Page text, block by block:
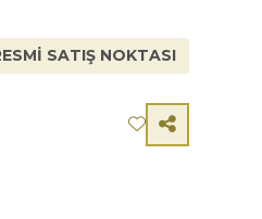
SATIŞ NOKTASI